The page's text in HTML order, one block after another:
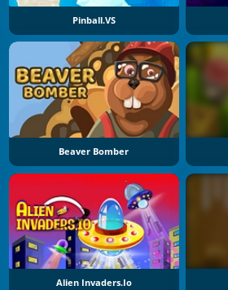
Pinball.VS
Beaver Bomber
Alien Invaders.io